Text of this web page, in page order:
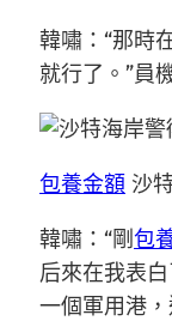
韓嘯：“那時
就行了。”員
包養金額 沙
韓嘯：“剛包
后來在我表
一個軍用港